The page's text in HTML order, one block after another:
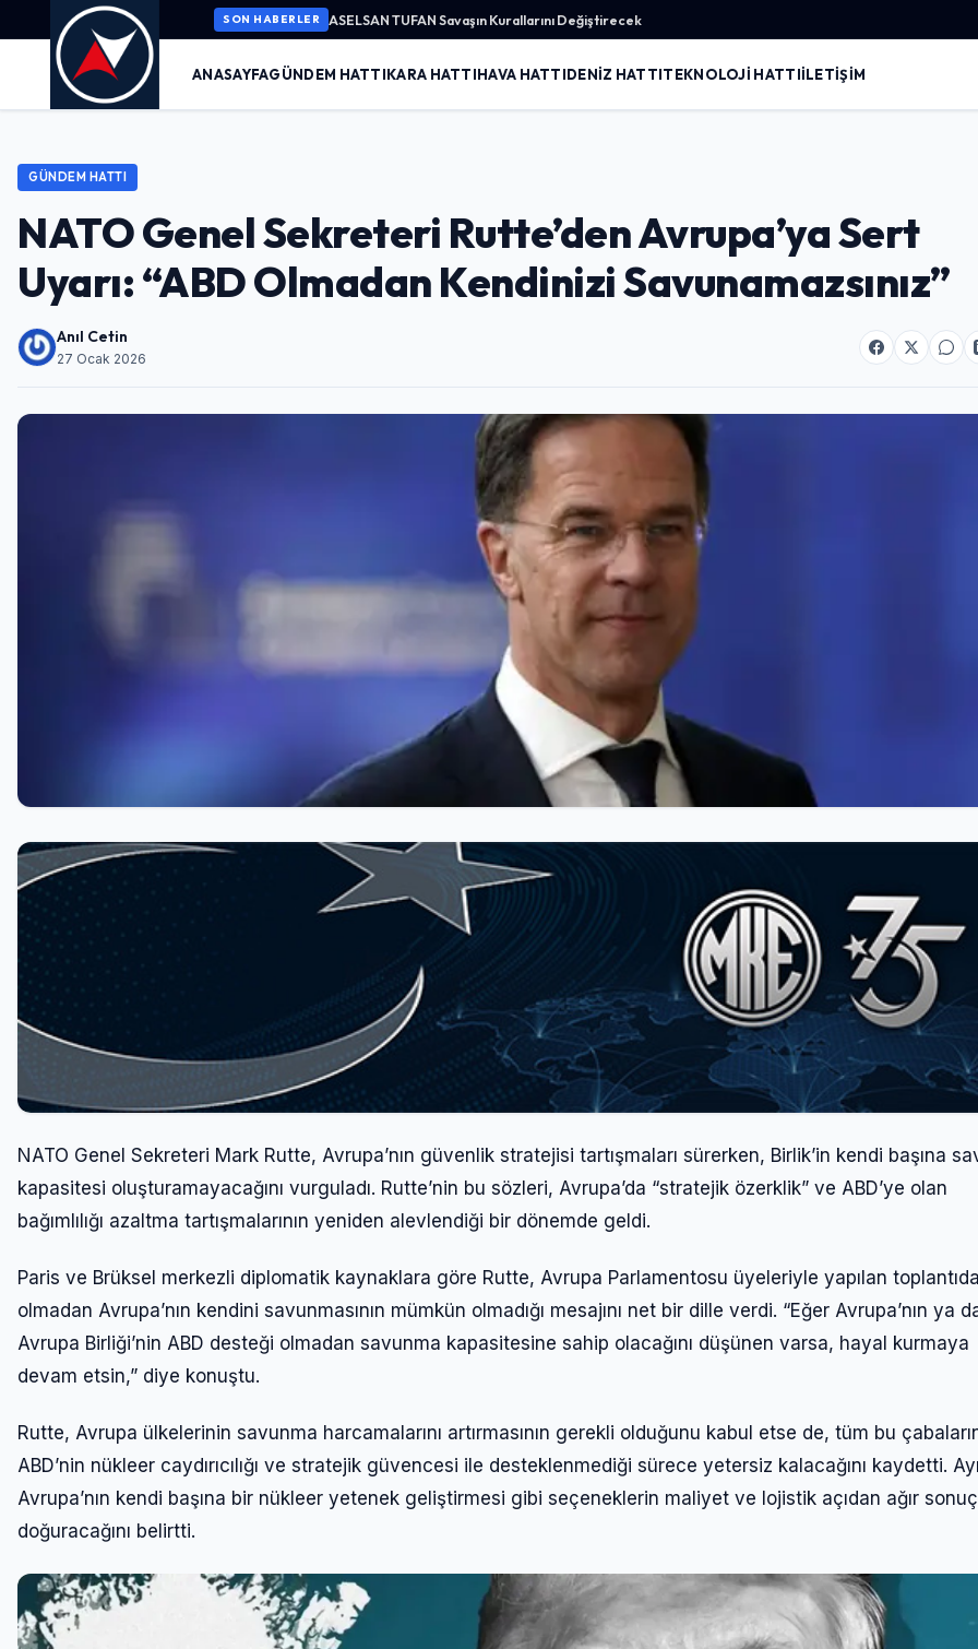
SON HABERLER ASELSAN TUFAN Savaşın Kurallarını Değiştirecek
ANASAYFAGÜNDEM HATTIKARA HATTIHAVA HATTIDENIZ HATTITEKNOLOJI HATTIİLETIŞIM
GÜNDEM HATTI
NATO Genel Sekreteri Rutte’den Avrupa’ya Sert
Uyarı: “ABD Olmadan Kendinizi Savunamazsınız”
Anıl Cetin
27 Ocak 2026
NATO Genel Sekreteri Mark Rutte, Avrupa’nın güvenlik stratejisi tartışmaları sürerken, Birlik’in kendi başına
kapasitesi oluşturamayacağını vurguladı. Rutte’nin bu sözleri, Avrupa’da “stratejik özerklik” ve ABD’ye olan
bağımlılığı azaltma tartışmalarının yeniden alevlendiği bir dönemde geldi.
Paris ve Brüksel merkezli diplomatik kaynaklara göre Rutte, Avrupa Parlamentosu üyeleriyle yapılan
olmadan Avrupa’nın kendini savunmasının mümkün olmadığı mesajını net bir dille verdi. “Eğer Avrupa’nın ya
Avrupa Birliği’nin ABD desteği olmadan savunma kapasitesine sahip olacağını düşünen varsa, hayal kurmaya
devam etsin,” diye konuştu.
Rutte, Avrupa ülkelerinin savunma harcamalarını artırmasının gerekli olduğunu kabul etse de, tüm bu
ABD’nin nükleer caydırıcılığı ve stratejik güvencesi ile desteklenmediği sürece yetersiz kalacağını kaydetti.
Avrupa’nın kendi başına bir nükleer yetenek geliştirmesi gibi seçeneklerin maliyet ve lojistik açıdan ağır
doğuracağını belirtti.